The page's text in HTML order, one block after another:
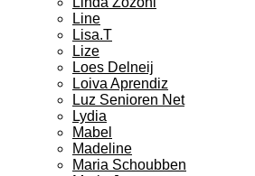
Line
Lisa.T
Lize
Loes Delneij
Loiva Aprendiz
Luz Senioren Net
Lydia
Mabel
Madeline
Maria Schoubben